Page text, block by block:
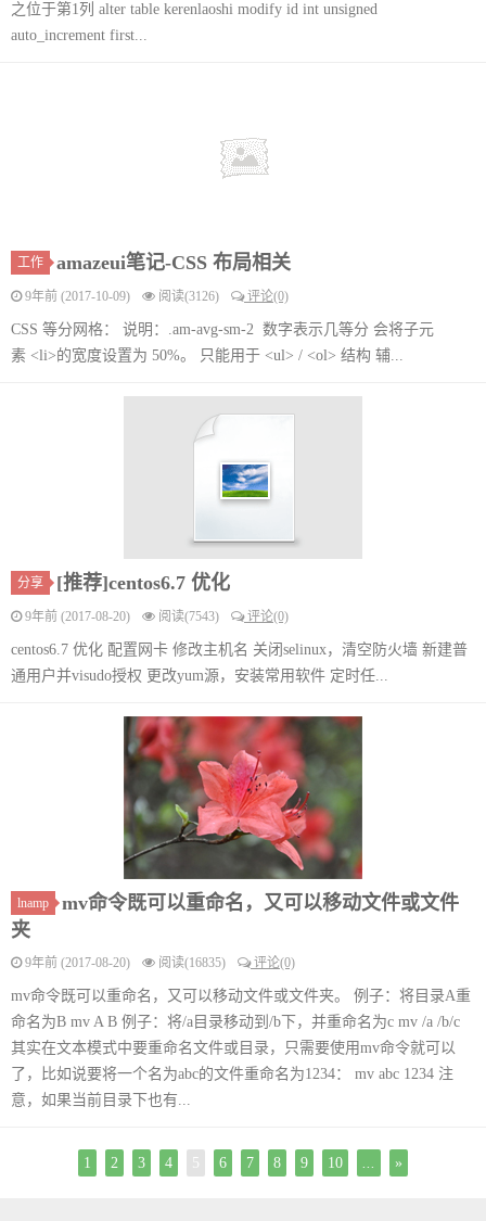
之位于第1列 alter table kerenlaoshi modify id int unsigned
auto_increment first...
工作 amazeui笔记-CSS 布局相关
9年前 (2017-10-09) 阅读(3126) 评论(0)
CSS 等分网格： 说明：.am-avg-sm-2 数字表示几等分 会将子元
素 <li>的宽度设置为 50%。 只能用于 <ul> / <ol> 结构 辅...
分享 [推荐]centos6.7 优化
9年前 (2017-08-20) 阅读(7543) 评论(0)
centos6.7 优化 配置网卡 修改主机名 关闭selinux，清空防火墙 新建普
通用户并visudo授权 更改yum源，安装常用软件 定时任...
lnamp
mv命令既可以重命名，又可以移动文件或文件
夹
9年前 (2017-08-20) 阅读(16835) 评论(0)
mv命令既可以重命名，又可以移动文件或文件夹。 例子：将目录A重
命名为B mv A B 例子：将/a目录移动到/b下，并重命名为c mv /a /b/c
其实在文本模式中要重命名文件或目录，只需要使用mv命令就可以
了，比如说要将一个名为abc的文件重命名为1234： mv abc 1234 注
意，如果当前目录下也有...
1 2 3 4 5 6 7 8 9 10 ... »